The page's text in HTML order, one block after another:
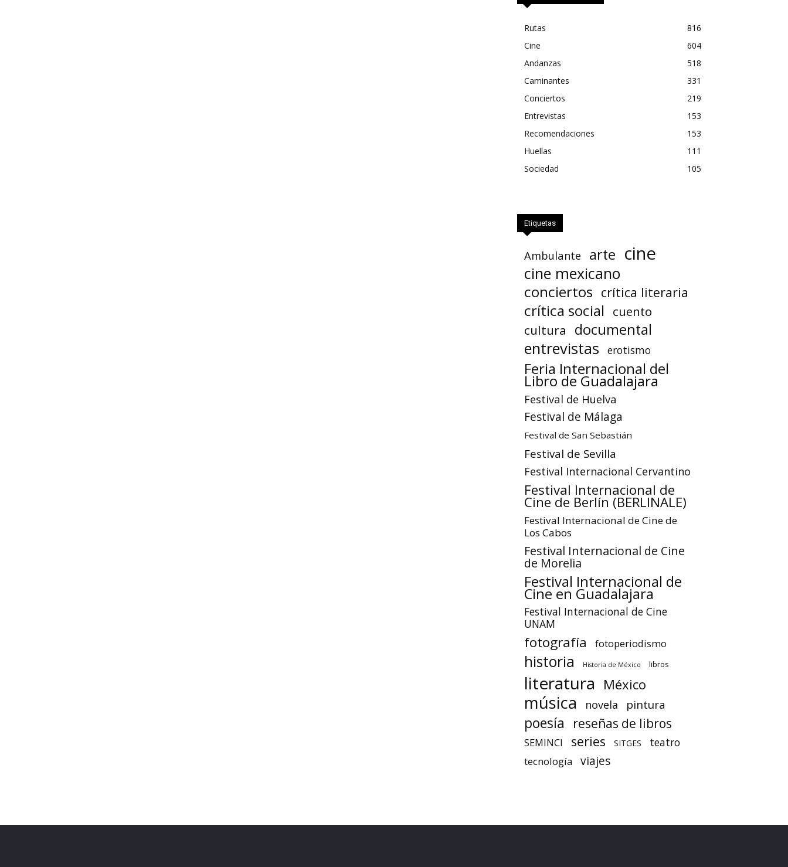
Rutas
816
Cine
604
Andanzas
518
Caminantes
331
Conciertos
219
Entrevistas
153
Recomendaciones
153
Huellas
111
Sociedad
105
Etiquetas
Ambulante arte cine
cine mexicano
conciertos crítica literaria
crítica social
cuento
cultura
documental
entrevistas erotismo
Feria Internacional del
Libro de Guadalajara
Festival de Huelva
Festival de Málaga
Festival de San Sebastián
Festival de Sevilla
Festival Internacional Cervantino
Festival Internacional de
Cine de Berlín (BERLINALE)
Festival Internacional de Cine de
Los Cabos
Festival Internacional de Cine
de Morelia
Festival Internacional de
Cine en Guadalajara
Festival Internacional de Cine
UNAM
fotografía fotoperiodismo
historia Historia de México libros
literatura México
música novela pintura
poesía reseñas de libros
SEMINCI series SITGES teatro
tecnología viajes